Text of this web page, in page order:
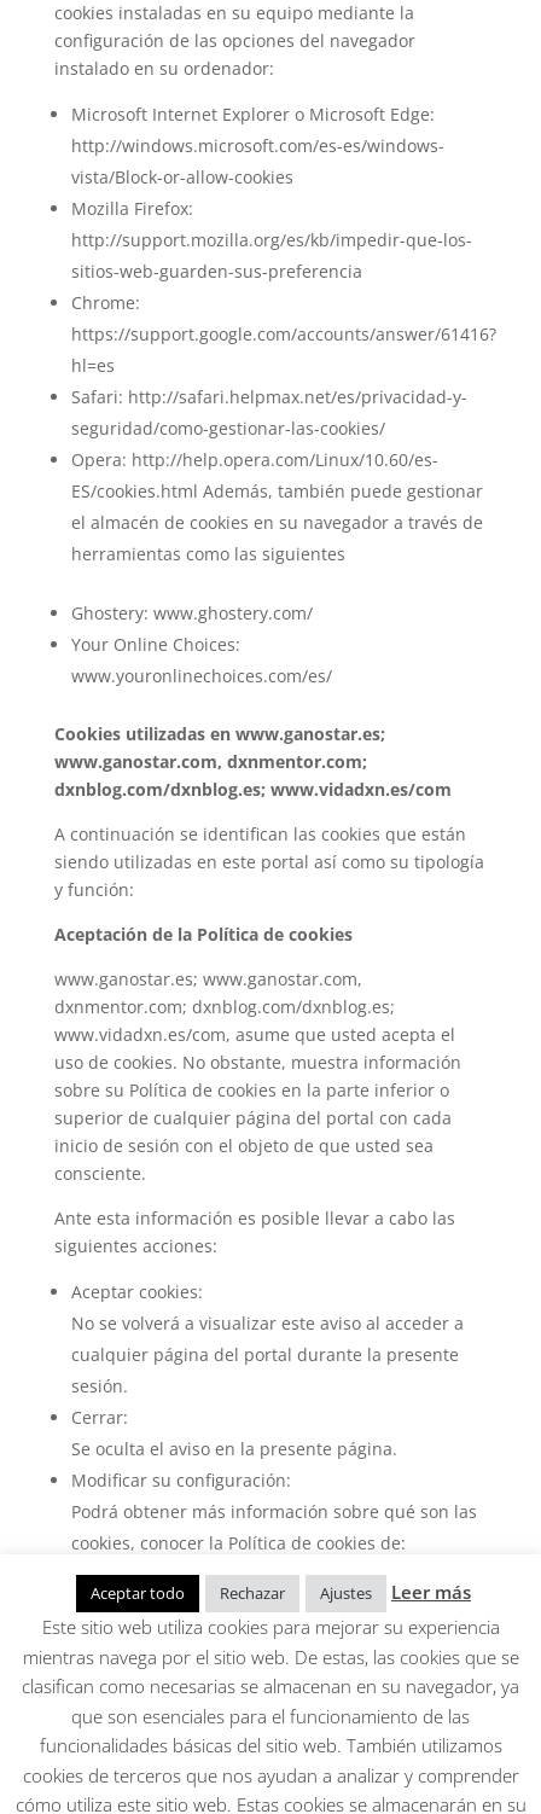
cookies instaladas en su equipo mediante la
configuración de las opciones del navegador
instalado en su ordenador:
Microsoft Internet Explorer o Microsoft Edge:
http://windows.microsoft.com/es-es/windows-
vista/Block-or-allow-cookies
Mozilla Firefox:
http://support.mozilla.org/es/kb/impedir-que-los-
sitios-web-guarden-sus-preferencia
Chrome:
https://support.google.com/accounts/answer/61416?
hl=es
Safari: http://safari.helpmax.net/es/privacidad-y-
seguridad/como-gestionar-las-cookies/
Opera: http://help.opera.com/Linux/10.60/es-
ES/cookies.html Además, también puede gestionar
el almacén de cookies en su navegador a través de
herramientas como las siguientes
Ghostery: www.ghostery.com/
Your Online Choices:
www.youronlinechoices.com/es/
Cookies utilizadas en www.ganostar.es;
www.ganostar.com, dxnmentor.com;
dxnblog.com/dxnblog.es; www.vidadxn.es/com
A continuación se identifican las cookies que están
siendo utilizadas en este portal así como su tipología
y función:
Aceptación de la Política de cookies
www.ganostar.es; www.ganostar.com,
dxnmentor.com; dxnblog.com/dxnblog.es;
www.vidadxn.es/com, asume que usted acepta el
uso de cookies. No obstante, muestra información
sobre su Política de cookies en la parte inferior o
superior de cualquier página del portal con cada
inicio de sesión con el objeto de que usted sea
consciente.
Ante esta información es posible llevar a cabo las
siguientes acciones:
Aceptar cookies:
No se volverá a visualizar este aviso al acceder a
cualquier página del portal durante la presente
sesión.
Cerrar:
Se oculta el aviso en la presente página.
Modificar su configuración:
Podrá obtener más información sobre qué son las
cookies, conocer la Política de cookies de:
www.ganostar.es; www.ganostar.com,
dxnmentor.com; dxnblog.com/dxnblog.es;
www.vidadxn.es/com y modificar la configuración
de su navegador.
Ganostar, S.L.
Aviso Legal, Política de privacidad, Condiciones
generales, cookies
Aceptar todo Rechazar Ajustes
Leer más
Este sitio web utiliza cookies para mejorar su experiencia
mientras navega por el sitio web. De estas, las cookies que se
clasifican como necesarias se almacenan en su navegador, ya
que son esenciales para el funcionamiento de las
funcionalidades básicas del sitio web. También utilizamos
cookies de terceros que nos ayudan a analizar y comprender
cómo utiliza este sitio web. Estas cookies se almacenarán en su